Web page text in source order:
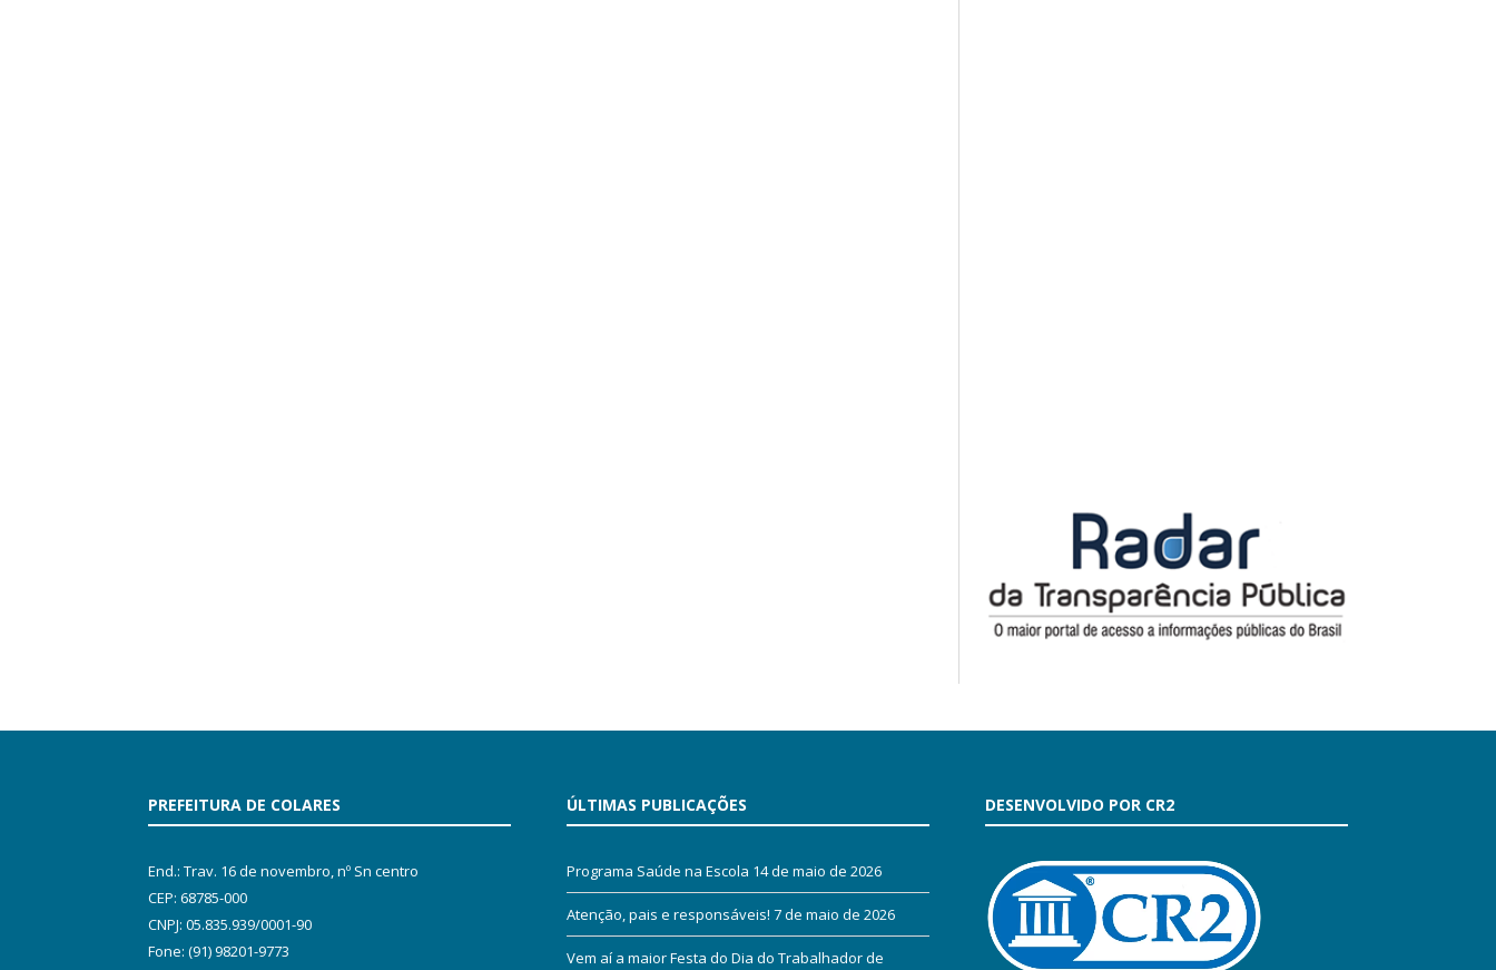
PREFEITURA DE COLARES
End.: Trav. 16 de novembro, nº Sn centro
CEP: 68785-000
CNPJ: 05.835.939/0001-90
Fone: (91) 98201-9773
ÚLTIMAS PUBLICAÇÕES
Programa Saúde na Escola 14 de maio de 2026
Atenção, pais e responsáveis! 7 de maio de 2026
Vem aí a maior Festa do Dia do Trabalhador de
DESENVOLVIDO POR CR2